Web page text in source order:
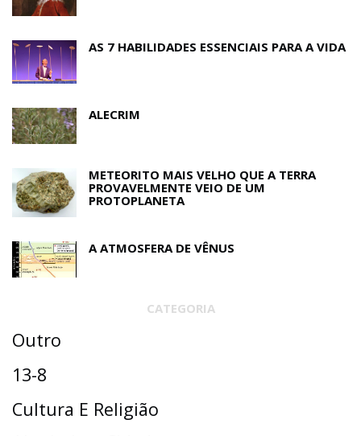
AS 7 HABILIDADES ESSENCIAIS PARA A VIDA
ALECRIM
METEORITO MAIS VELHO QUE A TERRA
PROVAVELMENTE VEIO DE UM
PROTOPLANETA
A ATMOSFERA DE VÊNUS
CATEGORIA
Outro
13-8
Cultura E Religião